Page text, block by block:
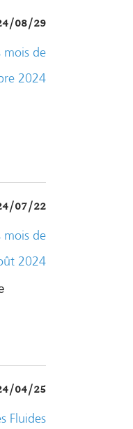
08/29
de
2024
07/22
de
2024
04/25
Fluides